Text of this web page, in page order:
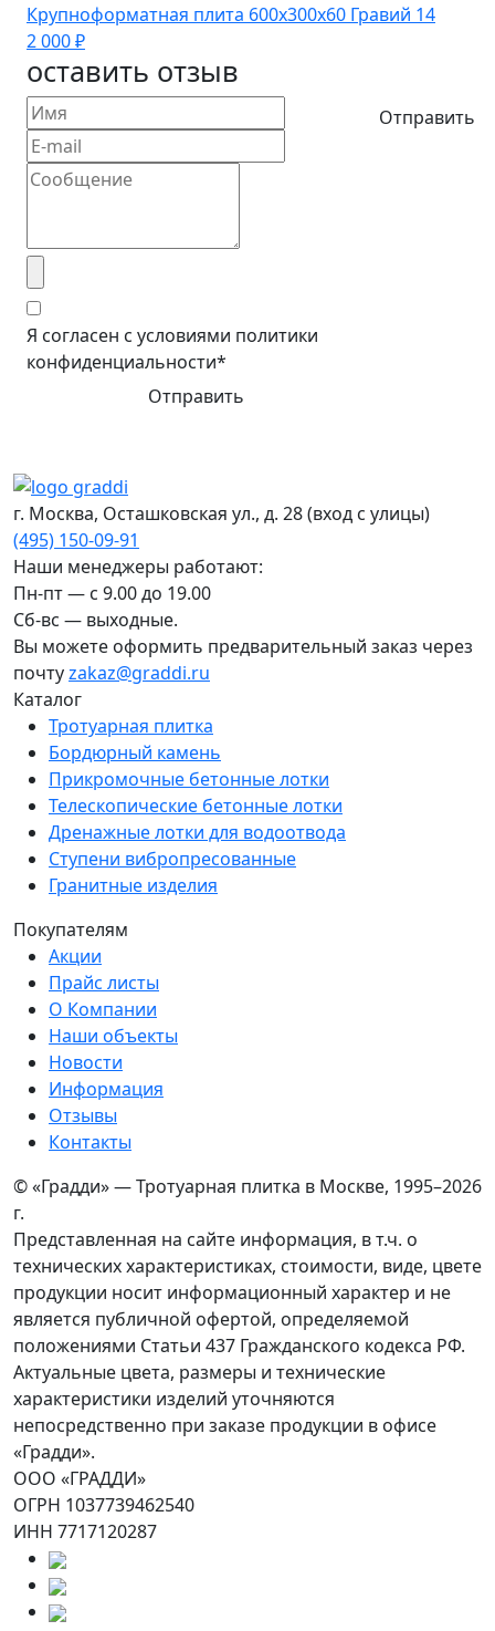
Крупноформатная плита 600х300х60 Гравий 14
2 000 ₽
оставить отзыв
Я согласен с условиями политики
конфиденциальности*
Отправить
Отправить
г. Москва, Осташковская ул., д. 28(вход с улицы)
(495) 150-09-91
Наши менеджеры работают:
Пн-пт — c 9.00 до 19.00
Сб-вс — выходные.
Вы можете оформить предварительный заказ через
почтуzakaz@graddi.ru
Каталог
Тротуарная плитка
Бордюрный камень
Прикромочные бетонные лотки
Телескопические бетонные лотки
Дренажные лотки для водоотвода
Ступени вибропресованные
Гранитные изделия
Покупателям
Акции
Прайс листы
О Компании
Наши объекты
Новости
Информация
Отзывы
Контакты
© «Градди» — Тротуарная плитка в Москве, 1995–2026
г.
Представленная на сайте информация, в т.ч. о
технических характеристиках, стоимости, виде, цвете
продукции носит информационный характер и не
является публичной офертой, определяемой
положениями Статьи 437 Гражданского кодекса РФ.
Актуальные цвета, размеры и технические
характеристики изделий уточняются
непосредственно при заказе продукции в офисе
«Градди».
ООО «ГРАДДИ»
ОГРН 1037739462540
ИНН 7717120287